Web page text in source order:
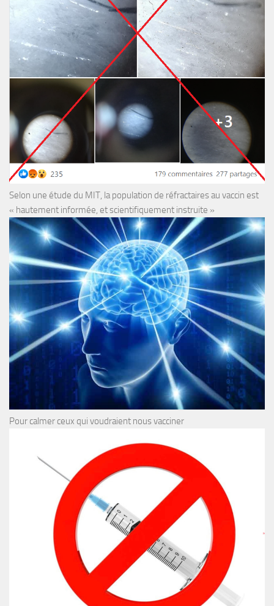
Selon une étude du MIT, la population de réfractaires au vaccin est
« hautement informée, et scientifiquement instruite »
Pour calmer ceux qui voudraient nous vacciner